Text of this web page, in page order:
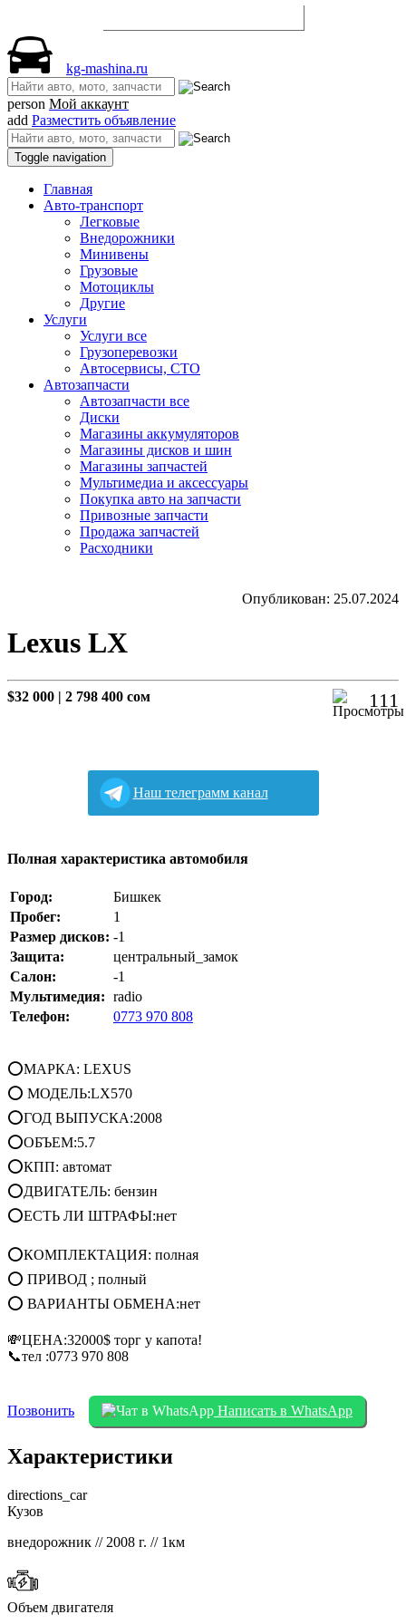
kg-mashina.ru
person Мой аккаунт
add Разместить объявление
Toggle navigation
Главная
Авто-транспорт
Легковые
Внедорожники
Минивены
Грузовые
Мотоциклы
Другие
Услуги
Услуги все
Грузоперевозки
Автосервисы, СТО
Автозапчасти
Автозапчасти все
Диски
Магазины аккумуляторов
Магазины дисков и шин
Магазины запчастей
Мультимедиа и аксессуары
Покупка авто на запчасти
Привозные запчасти
Продажа запчастей
Расходники
Опубликован: 25.07.2024
Lexus LX
$32 000 | 2 798 400 сом 111
Наш телеграмм канал
Полная характеристика автомобиля
Город:
Бишкек
Пробег:
1
Размер дисков: -1
Защита:
центральный_замок
Салон:
-1
Мультимедия: radio
Телефон:
0773 970 808
⭕МАРКА: LEXUS
⭕ МОДЕЛЬ:LX570
⭕ГОД ВЫПУСКА:2008
⭕ОБЪЕМ:5.7
⭕КПП: автомат
⭕ДВИГАТЕЛЬ: бензин
⭕ЕСТЬ ЛИ ШТРАФЫ:нет
⭕КОМПЛЕКТАЦИЯ: полная
⭕ ПРИВОД ; полный
⭕ ВАРИАНТЫ ОБМЕНА:нет
💸ЦЕНА:32000$ торг у капота!
📞тел :0773 970 808
Позвонить Написать в WhatsApp
Характеристики
directions_car
Кузов
внедорожник // 2008 г. // 1км
Объем двигателя